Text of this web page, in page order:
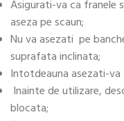
Asigurati-va ca franele
aseza pe scaun;
Nu va asezati pe
suprafata inclinata;
Intotdeauna asezati-va
Inainte de utilizare,
blocata;